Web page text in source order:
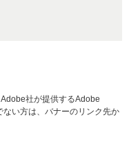
社が提供するAdobe
い方は、バナーのリンク先か